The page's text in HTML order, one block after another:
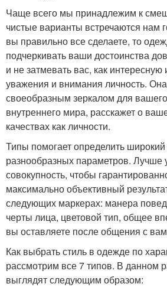
Чаще всего мы принадлежим к
чистые варианты встречаются нам
вы правильно все сделаете, то
подчеркивать ваши достоинства
и не затмевать вас, как
уважения и внимания личность. Она
своеобразным зеркалом для вашего
внутреннего мира, расскажет о
качествах как личности.
Типы помогает определить широкий
разнообразных параметров. Лучше
совокупность, чтобы
максимально объективный
следующих маркерах: манера
черты лица, цветовой тип, общее
вы оставляете после общения с
Как выбрать стиль в одежде по
рассмотрим все 7 типов. В данном
выглядят следующим образом: